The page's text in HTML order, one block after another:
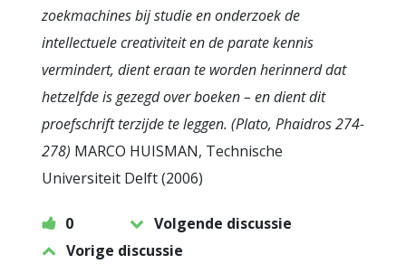
zoekmachines bij studie en onderzoek de
intellectuele creativiteit en de parate kennis
vermindert, dient eraan te worden herinnerd dat
hetzelfde is gezegd over boeken – en dient dit
proefschrift terzijde te leggen. (Plato, Phaidros 274-
278) MARCO HUISMAN, Technische
Universiteit Delft (2006)
0
Volgende discussie
Vorige discussie